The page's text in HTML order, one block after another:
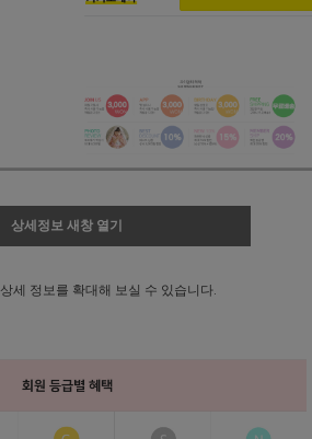
상세정보 새창 열기
상세 정보를 확대해 보실 수 있습니다.